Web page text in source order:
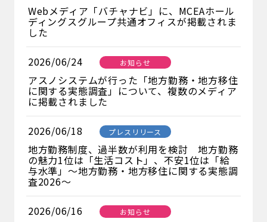
Webメディア「バチャナビ」に、MCEAホール
ディングスグループ共通オフィスが掲載されま
した
2026/06/24 お知らせ
アスノシステムが行った「地方勤務・地方移住
に関する実態調査」について、複数のメディア
に掲載されました
2026/06/18 プレスリリース
地方勤務制度、過半数が利用を検討 地方勤務
の魅力1位は「生活コスト」、不安1位は「給
与水準」～地方勤務・地方移住に関する実態調
査2026～
2026/06/16 お知らせ